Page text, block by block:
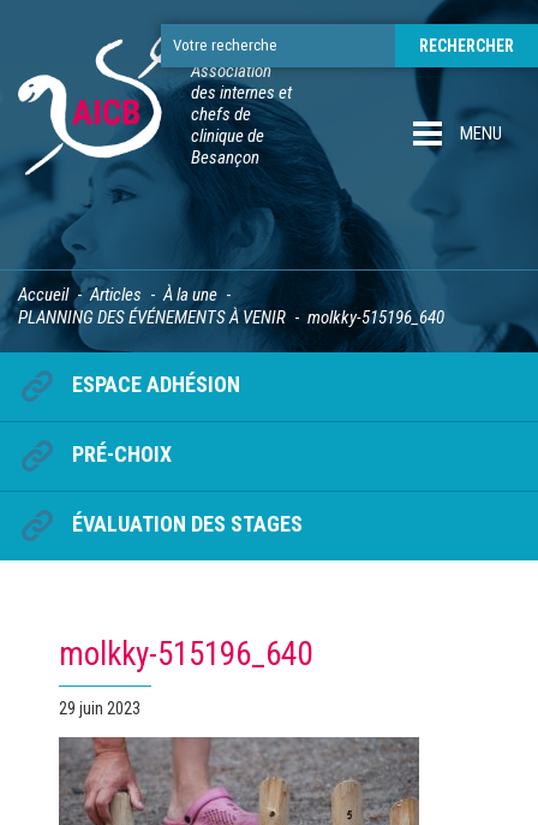
Association
des internes et
chefs de
clinique de
Besançon
MENU
Accueil Articles
À la une
PLANNING DES ÉVÉNEMENTS À VENIR
molkky-515196_640
ESPACE ADHÉSION
PRÉ-CHOIX
ÉVALUATION DES STAGES
molkky-515196_640
Publié
29 juin 2023